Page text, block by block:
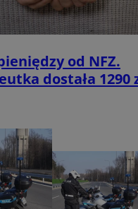
od NFZ.
dostała 1290